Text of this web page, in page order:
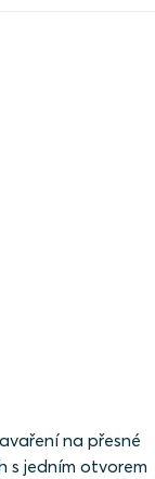
na přesné
s jedním otvorem